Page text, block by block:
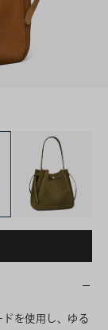
を使用し、ゆる